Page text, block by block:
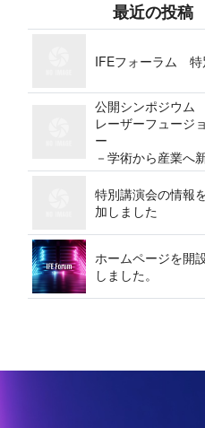
最 近 の 投 稿
IFEフォーラム 特
公開シンポジウム
レーザーフュージ
ー
－学術から産業へ
特別講演会の情報
加 し ま し た
ホームページを開
し ま し た 。